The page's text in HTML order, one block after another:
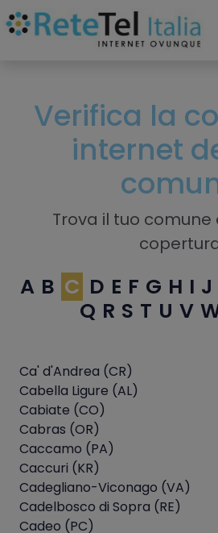
Verifica la
internet
Trova il tuo comune
A B C D E F G H I J
Q R S T U V
Ca' d'Andrea (CR)
Cabella Ligure (AL)
Cabiate (CO)
Cabras (OR)
Caccamo (PA)
Caccuri (KR)
Cadegliano-Viconago (VA)
Cadelbosco di Sopra (RE)
Cadeo (PC)